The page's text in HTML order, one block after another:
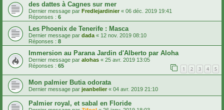
des dattes à Cagnes sur mer
Dernier message par Fredlejardinier« 06 déc. 2019 19:41
Réponses : 6
Les Phoenix de Tenerife : Masca
Dernier message par dada « 12 nov. 2019 08:10
Réponses : 8
Immersion au Parana Jardin d'Alberto par Aloha
Dernier message par alohas « 25 avr. 2019 13:05
Réponses : 65 1 2 3 4 5
Mon palmier Butia odorata
Dernier message par jeanbelier « 04 avr. 2019 21:10
Palmier royal, et sabal en Floride